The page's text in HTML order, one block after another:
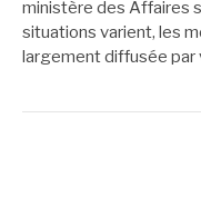
ministère des Affaires
situations varient, les
largement diffusée par